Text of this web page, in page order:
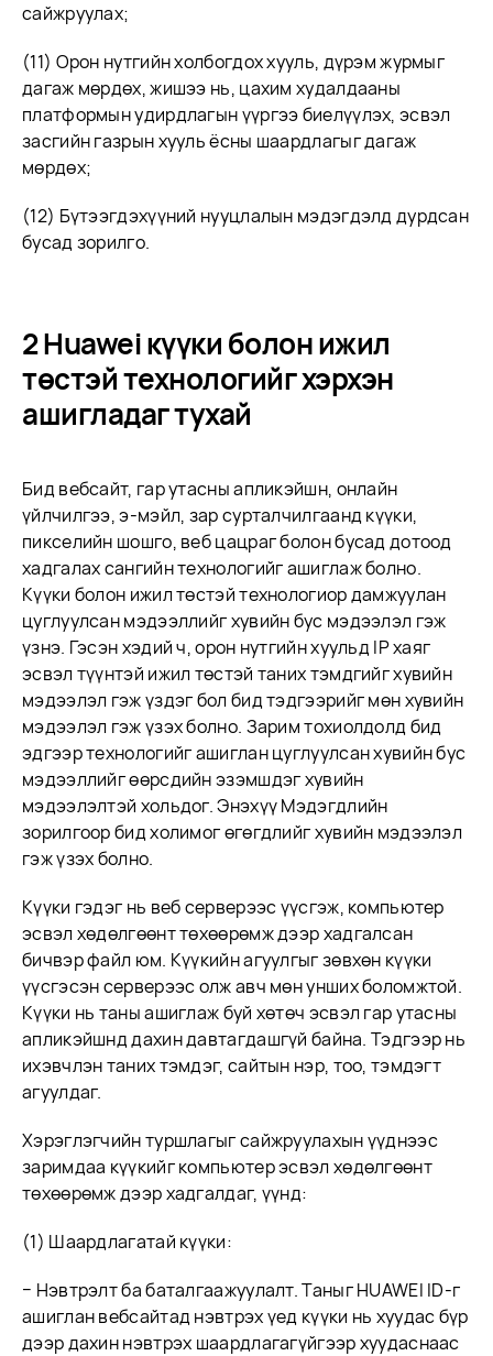
сайжруулах;
(11) Орон нутгийн холбогдох хууль, дүрэм журмыг
дагаж мөрдөх, жишээ нь, цахим худалдааны
платформын удирдлагын үүргээ биелүүлэх, эсвэл
засгийн газрын хууль ёсны шаардлагыг дагаж
мөрдөх;
(12) Бүтээгдэхүүний нууцлалын мэдэгдэлд дурдсан
бусад зорилго.
2 Huawei күүки болон ижил
төстэй технологийг хэрхэн
ашигладаг тухай
Бид вебсайт, гар утасны апликэйшн, онлайн
үйлчилгээ, э-мэйл, зар сурталчилгаанд күүки,
пикселийн шошго, веб цацраг болон бусад дотоод
хадгалах сангийн технологийг ашиглаж болно.
Күүки болон ижил төстэй технологиор дамжуулан
цуглуулсан мэдээллийг хувийн бус мэдээлэл гэж
үзнэ. Гэсэн хэдий ч, орон нутгийн хуульд IP хаяг
эсвэл түүнтэй ижил төстэй таних тэмдгийг хувийн
мэдээлэл гэж үздэг бол бид тэдгээрийг мөн хувийн
мэдээлэл гэж үзэх болно. Зарим тохиолдолд бид
эдгээр технологийг ашиглан цуглуулсан хувийн бус
мэдээллийг өөрсдийн эзэмшдэг хувийн
мэдээлэлтэй хольдог. Энэхүү Мэдэгдлийн
зорилгоор бид холимог өгөгдлийг хувийн мэдээлэл
гэж үзэх болно.
Күүки гэдэг нь веб серверээс үүсгэж, компьютер
эсвэл хөдөлгөөнт төхөөрөмж дээр хадгалсан
бичвэр файл юм. Күүкийн агуулгыг зөвхөн күүки
үүсгэсэн серверээс олж авч мөн унших боломжтой.
Күүки нь таны ашиглаж буй хөтөч эсвэл гар утасны
апликэйшнд дахин давтагдашгүй байна. Тэдгээр нь
ихэвчлэн таних тэмдэг, сайтын нэр, тоо, тэмдэгт
агуулдаг.
Хэрэглэгчийн туршлагыг сайжруулахын үүднээс
заримдаа күүкийг компьютер эсвэл хөдөлгөөнт
төхөөрөмж дээр хадгалдаг, үүнд:
(1) Шаардлагатай күүки:
− Нэвтрэлт ба баталгаажуулалт. Таныг HUAWEI ID-г
ашиглан вебсайтад нэвтрэх үед күүки нь хуудас бүр
дээр дахин нэвтрэх шаардлагагүйгээр хуудаснаас